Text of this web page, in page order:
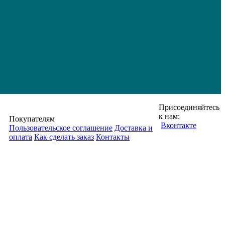
Покупателям
Пользовательское соглашение Доставка и
оплата Как сделать заказ Контакты
Присоединяйтесь
к нам:
Вконтакте